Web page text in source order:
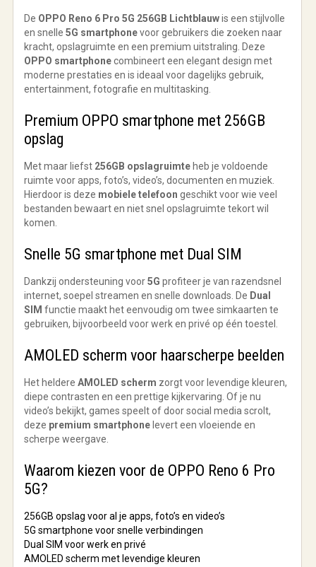
De OPPO Reno 6 Pro 5G 256GB Lichtblauwis een stijlvolle
en snelle 5G smartphonevoor gebruikers die zoeken naar
kracht, opslagruimte en een premium uitstraling. Deze
OPPO smartphonecombineert een elegant design met
moderne prestaties en is ideaal voor dagelijks gebruik,
entertainment, fotografie en multitasking.
Premium OPPO smartphone met 256GB
opslag
Met maar liefst 256GB opslagruimte heb je voldoende
ruimte voor apps, foto’s, video’s, documenten en muziek.
Hierdoor is deze mobiele telefoon geschikt voor wie veel
bestanden bewaart en niet snel opslagruimte tekort wil
komen.
Snelle 5G smartphone met Dual SIM
Dankzij ondersteuning voor5G profiteer je van razendsnel
internet, soepel streamen en snelle downloads. De Dual
SIM functie maakt het eenvoudig om twee simkaarten te
gebruiken, bijvoorbeeld voor werk en privé op één toestel.
AMOLED scherm voor haarscherpe beelden
Het heldere AMOLED scherm zorgt voor levendige kleuren,
diepe contrasten en een prettige kijkervaring. Of je nu
video’s bekijkt, games speelt of door social media scrolt,
deze premium smartphone levert een vloeiende en
scherpe weergave.
Waarom kiezen voor de OPPO Reno 6 Pro
5G?
256GB opslag voor al je apps, foto’s en video’s
5G smartphone voor snelle verbindingen
Dual SIM voor werk en privé
AMOLED scherm met levendige kleuren